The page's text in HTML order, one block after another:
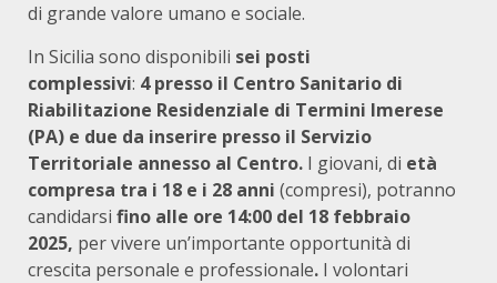
di grande valore umano e sociale.
In Sicilia sono disponibili sei posti
complessivi: 4 presso il Centro Sanitario di
Riabilitazione Residenziale di Termini Imerese
(PA) e due da inserire presso il Servizio
Territoriale annesso al Centro. I giovani, di età
compresa tra i 18 e i 28 anni (compresi), potranno
candidarsi fino alle ore 14:00 del 18 febbraio
2025, per vivere un’importante opportunità di
crescita personale e professionale. I volontari